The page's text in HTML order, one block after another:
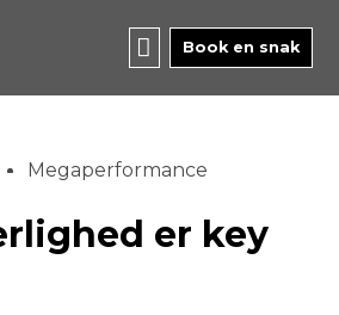
Book en snak
Megaperformance
er key